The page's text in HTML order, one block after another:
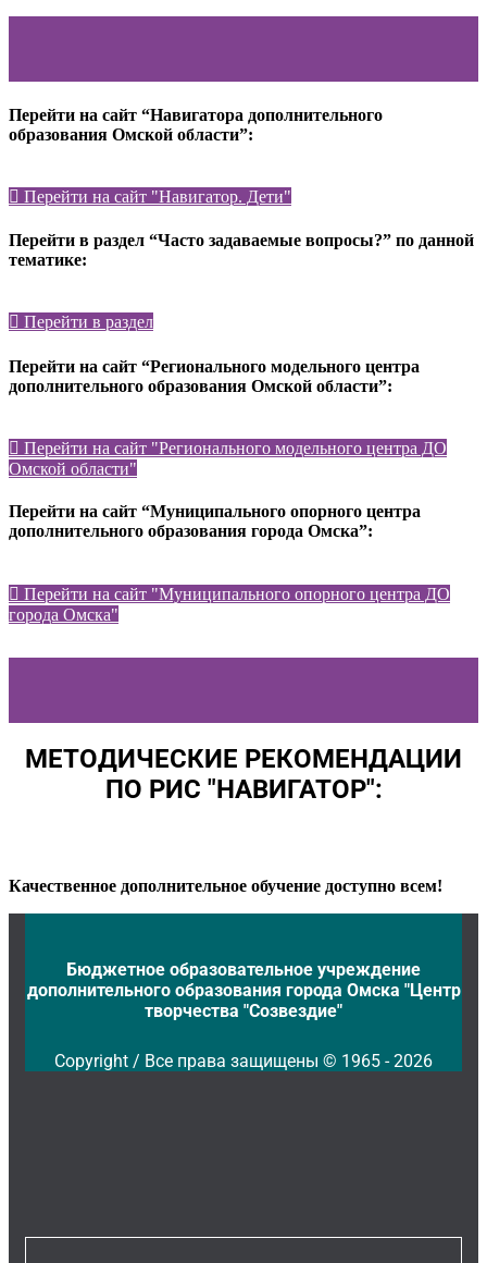
Перейти на сайт “Навигатора дополнительного
образования Омской области”:
Перейти на сайт "Навигатор. Дети"
Перейти в раздел “Часто задаваемые вопросы?” по данной
тематике:
Перейти в раздел
Перейти на сайт “Регионального модельного центра
дополнительного образования Омской области”:
Перейти на сайт "Регионального модельного центра ДО
Омской области"
Перейти на сайт “Муниципального опорного центра
дополнительного образования города Омска”:
Перейти на сайт "Муниципального опорного центра ДО
города Омска"
МЕТОДИЧЕСКИЕ РЕКОМЕНДАЦИИ
ПО РИС "НАВИГАТОР":
Качественное дополнительное обучение доступно всем!
Бюджетное образовательное учреждение
дополнительного образования города Омска "Центр
творчества "Созвездие"
Copyright / Все права защищены © 1965 - 2026